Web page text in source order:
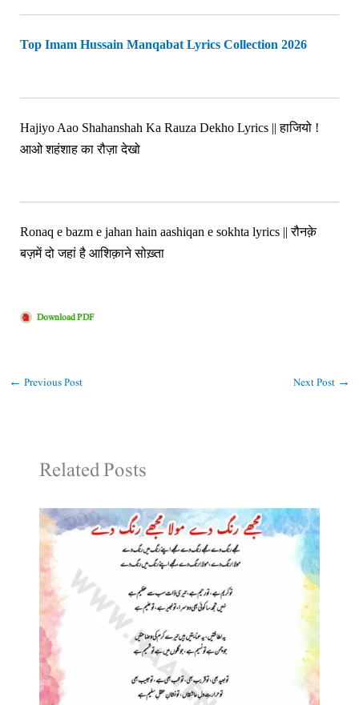
Top Imam Hussain Manqabat Lyrics Collection 2026
Hajiyo Aao Shahanshah Ka Rauza Dekho Lyrics || हाजियो !
आओ शहंशाह का रौज़ा देखो
Ronaq e bazm e jahan hain aashiqan e sokhta lyrics || रौनक़े
बज़में दो जहां है आशिक़ाने सोख़्ता
Download PDF
← Previous Post Next Post →
Related Posts